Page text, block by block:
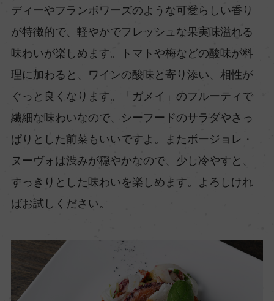
ディーやフランボワーズのような可愛らしい香り
が特徴的で、軽やかでフレッシュな果実味溢れる
味わいが楽しめます。トマトや梅などの酸味が料
理に加わると、ワインの酸味と寄り添い、相性が
ぐっと良くなります。「ガメイ」のフルーティで
繊細な味わいなので、シーフードのサラダやさっ
ぱりとした前菜もいいですよ。またボージョレ・
ヌーヴォは渋みが穏やかなので、少し冷やすと、
すっきりとした味わいを楽しめます。よろしけれ
ばお試しください。